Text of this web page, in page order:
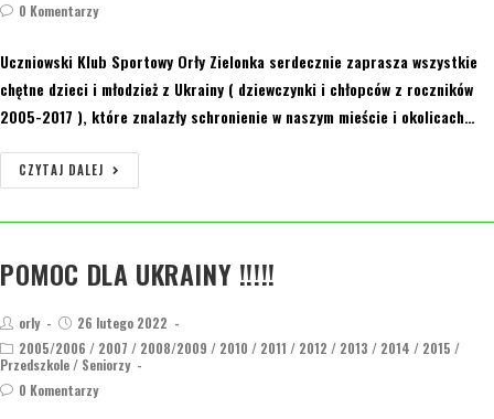
0 Komentarzy
Uczniowski Klub Sportowy Orły Zielonka serdecznie zaprasza wszystkie
chętne dzieci i młodzież z Ukrainy ( dziewczynki i chłopców z roczników
2005-2017 ), które znalazły schronienie w naszym mieście i okolicach…
CZYTAJ DALEJ
POMOC DLA UKRAINY !!!!!
orly
26 lutego 2022
2005/2006 / 2007 / 2008/2009 / 2010 / 2011 / 2012 / 2013 / 2014 / 2015 /
Przedszkole / Seniorzy
0 Komentarzy